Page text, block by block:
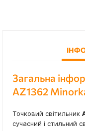
Загальна
AZ1362
Точковий світильник
сучасний і стильний